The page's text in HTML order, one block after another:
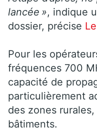
lancée », indique
dossier, précise
Pour les
fréquences 700
capacité de
particulièrement
des zones rurales,
bâtiments.